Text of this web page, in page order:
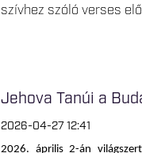
szívhez szóló verses
Jehova Tanúi a
2026-04-27 12:41
2026. április 2-án v